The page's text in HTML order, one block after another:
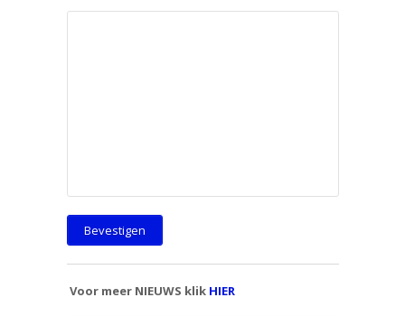
Voor meer NIEUWS klik HIER